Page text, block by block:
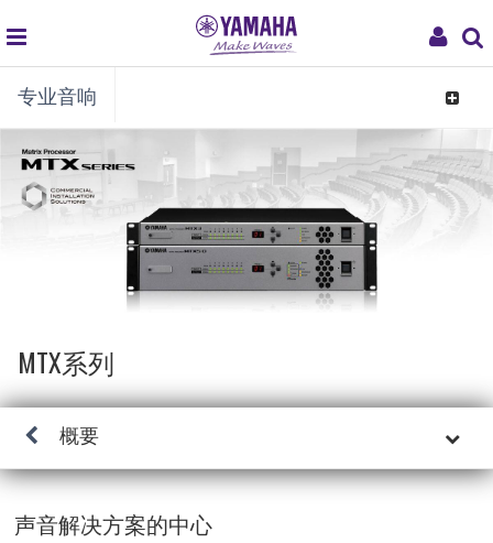
My
global
navigation
专业音响
Toggle
MTX系列
概要
声音解决方案的中心